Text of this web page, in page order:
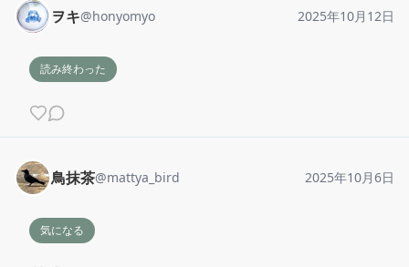
ヲキ@honyomyo 2025年10月12日
読み終わった
鳥抹茶@mattya_bird 2025年10月6日
気になる